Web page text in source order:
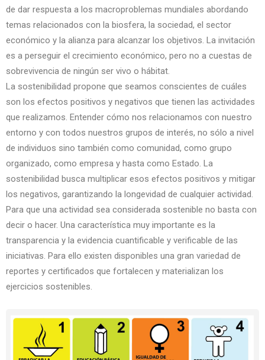
de dar respuesta a los macroproblemas mundiales abordando
temas relacionados con la biosfera, la sociedad, el sector
económico y la alianza para alcanzar los objetivos. La invitación
es a perseguir el crecimiento económico, pero no a cuestas de
sobrevivencia de ningún ser vivo o hábitat.
La sostenibilidad propone que seamos conscientes de cuáles
son los efectos positivos y negativos que tienen las actividades
que realizamos. Entender cómo nos relacionamos con nuestro
entorno y con todos nuestros grupos de interés, no sólo a nivel
de individuos sino también como comunidad, como grupo
organizado, como empresa y hasta como Estado. La
sostenibilidad busca multiplicar esos efectos positivos y mitigar
los negativos, garantizando la longevidad de cualquier actividad.
Para que una actividad sea considerada sostenible no basta con
decir o hacer. Una característica muy importante es la
transparencia y la evidencia cuantificable y verificable de las
iniciativas. Para ello existen disponibles una gran variedad de
reportes y certificados que fortalecen y materializan los
ejercicios sostenibles.